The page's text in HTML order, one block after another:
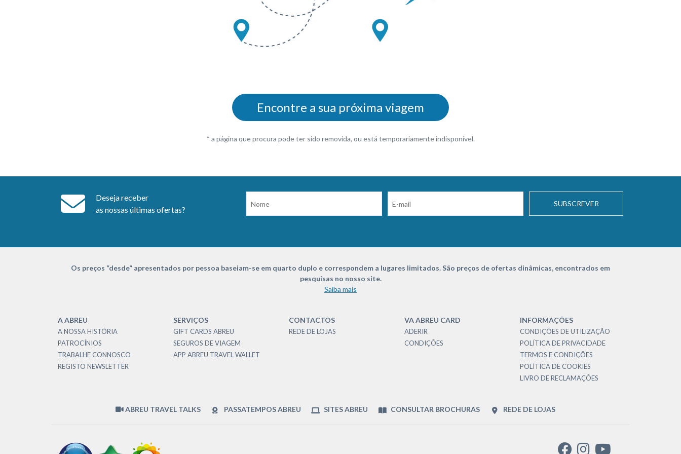
Encontre a sua próxima viagem
* a página que procura pode ter sido removida, ou está temporariamente indisponível.
Deseja receber
as nossas últimas ofertas?
SUBSCREVER
Os preços “desde” apresentados por pessoa baseiam-se em quarto duplo e correspondem a lugares limitados. São preços de ofertas dinâmicas, encontrados em
pesquisas no nosso site.
Saiba mais
A ABREU
A NOSSA HISTÓRIA
PATROCÍNIOS
TRABALHE CONNOSCO
REGISTO NEWSLETTER
SERVIÇOS
GIFT CARDS ABREU
SEGUROS DE VIAGEM
APP ABREU TRAVEL WALLET
CONTACTOS
REDE DE LOJAS
VA ABREU CARD
ADERIR
CONDIÇÕES
INFORMAÇÕES
CONDIÇÕES DE UTILIZAÇÃO
POLÍTICA DE PRIVACIDADE
TERMOS E CONDIÇÕES
POLÍTICA DE COOKIES
LIVRO DE RECLAMAÇÕES
ABREU TRAVEL TALKS PASSATEMPOS ABREU SITES ABREU CONSULTAR BROCHURAS REDE DE LOJAS